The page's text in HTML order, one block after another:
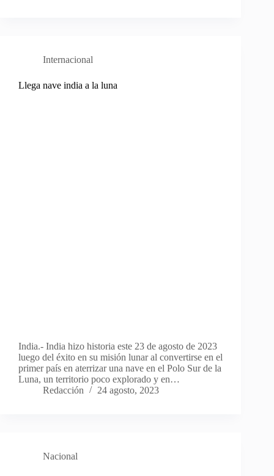
Internacional
Llega nave india a la luna
India.- India hizo historia este 23 de agosto de 2023
luego del éxito en su misión lunar al convertirse en el
primer país en aterrizar una nave en el Polo Sur de la
Luna, un territorio poco explorado y en…
Redacción
24 agosto, 2023
Nacional